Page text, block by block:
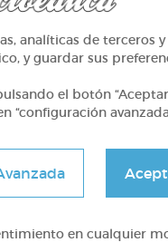
gracias al
analíticas de terceros
y guardar sus
el botón
“configuración
en cualquier